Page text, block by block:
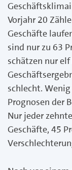
Vorjahr 20
Geschäfte
sind nur zu 63
schätzen nur
schlecht.
Prognosen der
Nur jeder
Geschäfte, 45